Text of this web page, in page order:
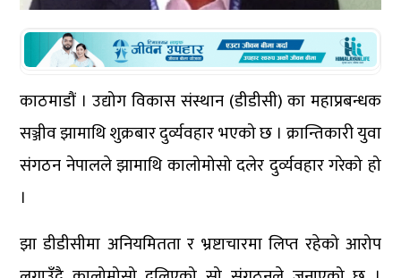
काठमाडौं । उद्योग विकास संस्थान (डीडीसी) का महाप्रबन्धक
सञ्जीव झामाथि शुक्रबार दुर्व्यवहार भएको छ । क्रान्तिकारी युवा
संगठन नेपालले झामाथि कालोमोसो दलेर दुर्व्यवहार गरेको हो
।
झा डीडीसीमा अनियमितता र भ्रष्टाचारमा लिप्त रहेको आरोप